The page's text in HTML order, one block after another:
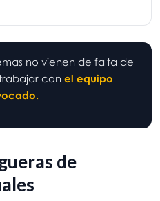
no vienen de falta de
con el equipo
de